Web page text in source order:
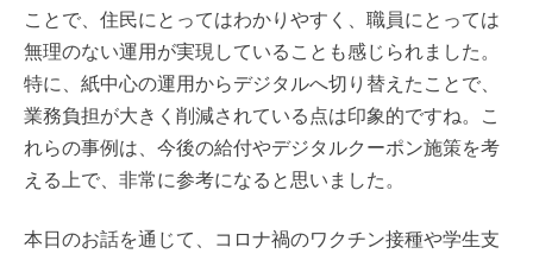
ことで、住民にとってはわかりやすく、職員にとっては
無理のない運用が実現していることも感じられました。
特に、紙中心の運用からデジタルへ切り替えたことで、
業務負担が大きく削減されている点は印象的ですね。こ
れらの事例は、今後の給付やデジタルクーポン施策を考
える上で、非常に参考になると思いました。
本日のお話を通じて、コロナ禍のワクチン接種や学生支